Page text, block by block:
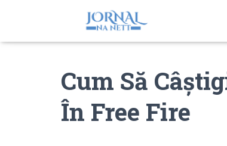
Cum Să
În Free Fire